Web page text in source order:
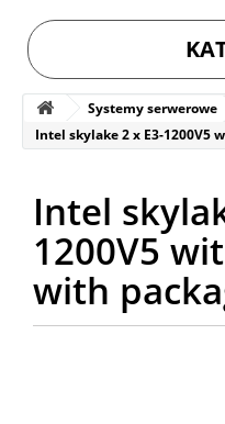
Systemy serwerowe
Intel skylake 2 x E3-1200V5
Intel
1200V5
with